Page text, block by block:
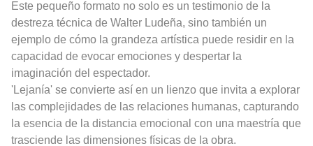
Este pequeño formato no solo es un testimonio de la
destreza técnica de Walter Ludeña, sino también un
ejemplo de cómo la grandeza artística puede residir en la
capacidad de evocar emociones y despertar la
imaginación del espectador.
'Lejanía' se convierte así en un lienzo que invita a explorar
las complejidades de las relaciones humanas, capturando
la esencia de la distancia emocional con una maestría que
trasciende las dimensiones físicas de la obra.